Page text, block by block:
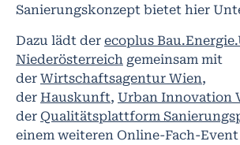
Sanierungskonzept bietet hier
Dazu lädt der ecoplus
Niederösterreich gemeinsam mit
der Wirtschaftsagentur Wien,
der Hauskunft, Urban Innovation
der Qualitätsplattform
einem weiteren Online-Fach-Event